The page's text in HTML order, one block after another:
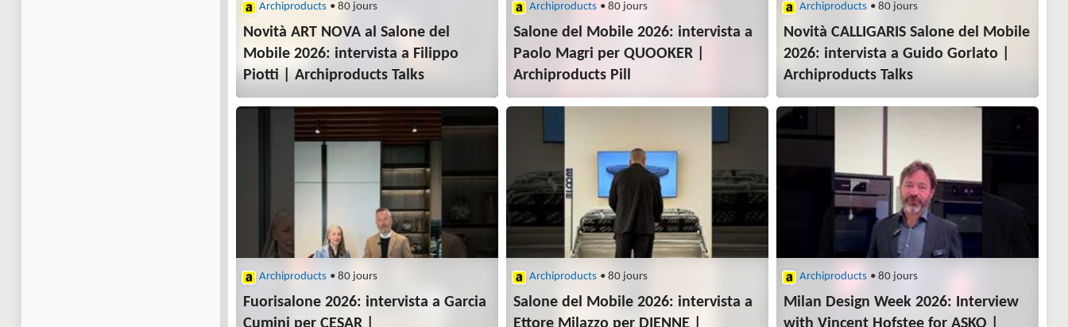
Archiproducts • 80 jours
Novità ART NOVA al Salone del
Mobile 2026: intervista a Filippo
Piotti | Archiproducts Talks
Archiproducts • 80 jours
Salone del Mobile 2026: intervista a
Paolo Magri per QUOOKER |
Archiproducts Pill
Archiproducts • 80 jours
Novità CALLIGARIS Salone del Mobile
2026: intervista a Guido Gorlato |
Archiproducts Talks
Archiproducts • 80 jours
Fuorisalone 2026: intervista a Garcia
Archiproducts • 80 jours
Salone del Mobile 2026: intervista a
Archiproducts • 80 jours
Milan Design Week 2026: Interview